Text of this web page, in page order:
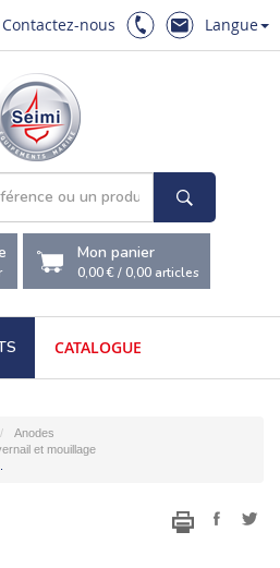
Contactez-nous Langue
Mon panier
0,00 €/0,00 articles
CATALOGUE
Anodes
et mouillage